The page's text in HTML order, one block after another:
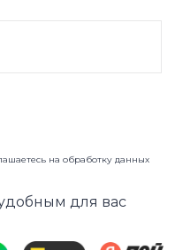
на обработку данных
для вас